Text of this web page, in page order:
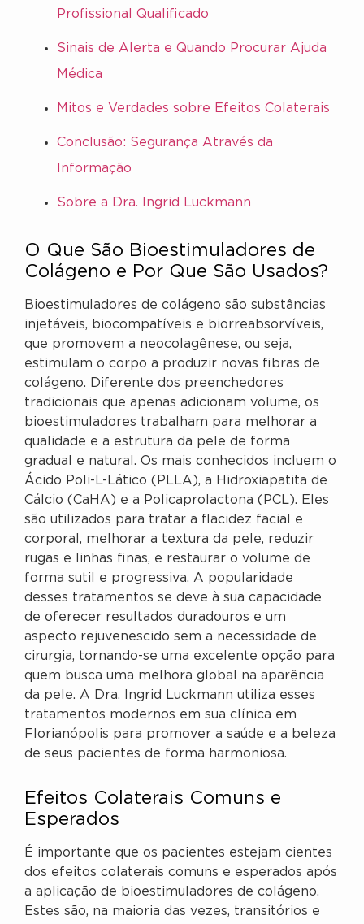
Profissional Qualificado
Sinais de Alerta e Quando Procurar Ajuda
Médica
Mitos e Verdades sobre Efeitos Colaterais
Conclusão: Segurança Através da
Informação
Sobre a Dra. Ingrid Luckmann
O Que São Bioestimuladores de
Colágeno e Por Que São Usados?
Bioestimuladores de colágeno são substâncias
injetáveis, biocompatíveis e biorreabsorvíveis,
que promovem a neocolagênese, ou seja,
estimulam o corpo a produzir novas fibras de
colágeno. Diferente dos preenchedores
tradicionais que apenas adicionam volume, os
bioestimuladores trabalham para melhorar a
qualidade e a estrutura da pele de forma
gradual e natural. Os mais conhecidos incluem o
Ácido Poli-L-Lático (PLLA), a Hidroxiapatita de
Cálcio (CaHA) e a Policaprolactona (PCL). Eles
são utilizados para tratar a flacidez facial e
corporal, melhorar a textura da pele, reduzir
rugas e linhas finas, e restaurar o volume de
forma sutil e progressiva. A popularidade
desses tratamentos se deve à sua capacidade
de oferecer resultados duradouros e um
aspecto rejuvenescido sem a necessidade de
cirurgia, tornando-se uma excelente opção para
quem busca uma melhora global na aparência
da pele. A Dra. Ingrid Luckmann utiliza esses
tratamentos modernos em sua clínica em
Florianópolis para promover a saúde e a beleza
de seus pacientes de forma harmoniosa.
Efeitos Colaterais Comuns e
Esperados
É importante que os pacientes estejam cientes
dos efeitos colaterais comuns e esperados após
a aplicação de bioestimuladores de colágeno.
Estes são, na maioria das vezes, transitórios e